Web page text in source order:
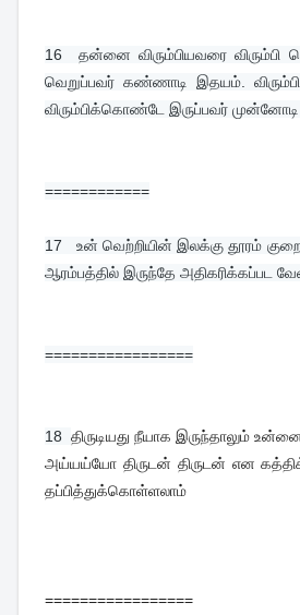
16
தன்னை விரும்பியவரை விரும்பி
வெறுப்பவர் கண்ணாடி இதயம்.
விரும்பிக்கொண்டே இருப்பவர்
============
17
உன் வெற்றியின் இலக்கு தூரம்
ஆரம்பத்தில் இருந்தே அதிகரிக்கப்பட
=================
18 திருடியது நீயாக இருந்தாலும்
அய்யய்யோ திருடன் திருடன் என
தப்பித்துக்கொள்ளலாம்
=================